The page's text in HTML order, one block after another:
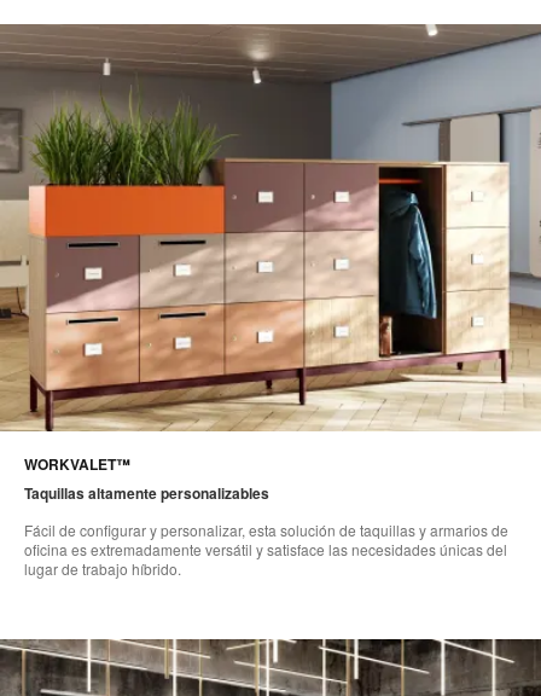
WORKVALET™
Taquillas altamente personalizables
Fácil de configurar y personalizar, esta solución de taquillas y armarios de
oficina es extremadamente versátil y satisface las necesidades únicas del
lugar de trabajo híbrido.